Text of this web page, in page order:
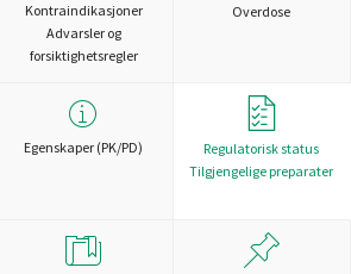
Kontraindikasjoner
Advarsler og
forsiktighetsregler
Overdose
Egenskaper (PK/PD)
Regulatorisk status
Tilgjengelige preparater